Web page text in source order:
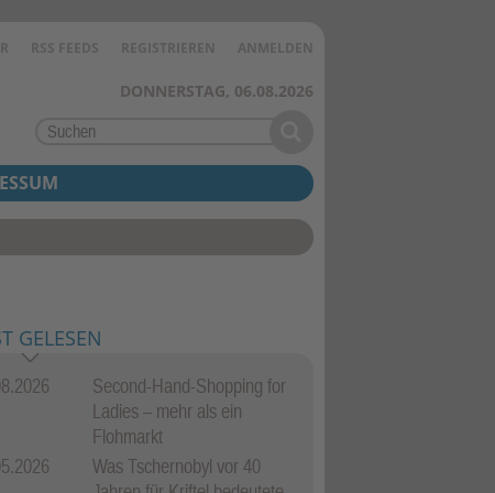
RSS FEEDS REGISTRIEREN ANMELDEN
DONNERSTAG, 06.08.2026
GELESEN
Second-Hand-Shopping for
Ladies – mehr als ein
Flohmarkt
Was Tschernobyl vor 40